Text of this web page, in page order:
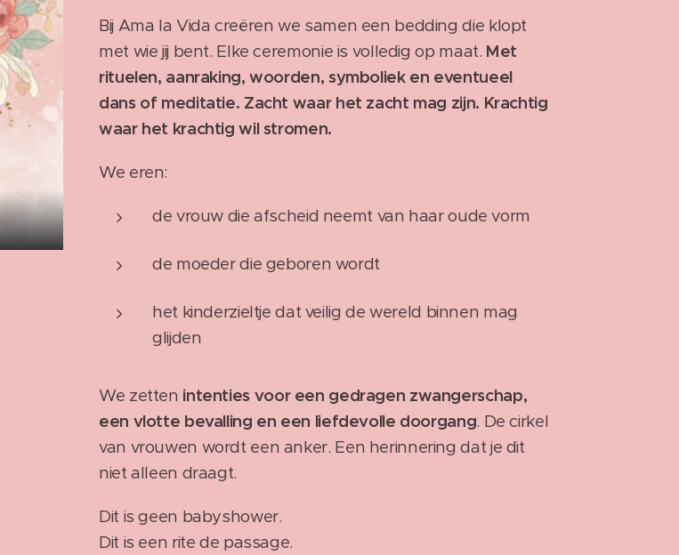
Bij Ama la Vida creëren we samen een bedding die klopt
met wie jij bent. Elke ceremonie is volledig op maat. Met
rituelen, aanraking, woorden, symboliek en eventueel
dans of meditatie. Zacht waar het zacht mag zijn. Krachtig
waar het krachtig wil stromen.
We eren:
de vrouw die afscheid neemt van haar oude vorm
de moeder die geboren wordt
het kinderzieltje dat veilig de wereld binnen mag
glijden
We zetten intenties voor een gedragen zwangerschap,
een vlotte bevalling en een liefdevolle doorgang. De cirkel
van vrouwen wordt een anker. Een herinnering dat je dit
niet alleen draagt.
Dit is geen babyshower.
Dit is een rite de passage.